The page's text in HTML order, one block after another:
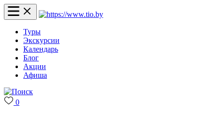
Туры
Экскурсии
Календарь
Блог
Акции
Афиша
0